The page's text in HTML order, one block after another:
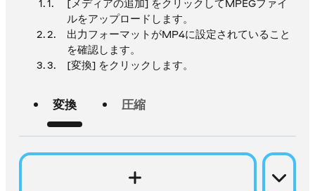
[メディアの追加] をクリックしてMPEGファイ
ルをアップロードします。
出力フォーマットがMP4に設定されていること
を確認します。
[変換] をクリックします。
変換 圧縮